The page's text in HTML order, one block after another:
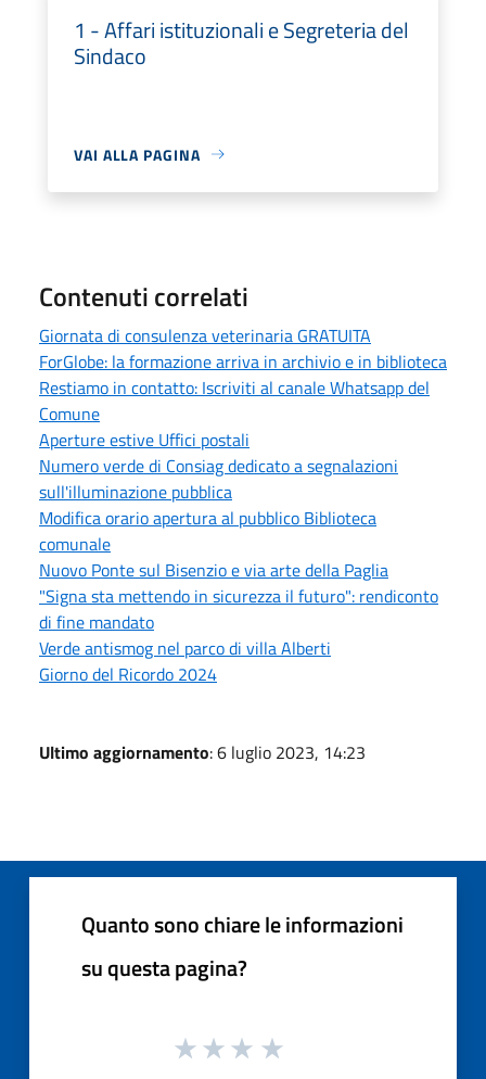
1 - Affari istituzionali e Segreteria del
Sindaco
VAI ALLA PAGINA
Contenuti correlati
Giornata di consulenza veterinaria GRATUITA
ForGlobe: la formazione arriva in archivio e in biblioteca
Restiamo in contatto: Iscriviti al canale Whatsapp del
Comune
Aperture estive Uffici postali
Numero verde di Consiag dedicato a segnalazioni
sull'illuminazione pubblica
Modifica orario apertura al pubblico Biblioteca
comunale
Nuovo Ponte sul Bisenzio e via arte della Paglia
"Signa sta mettendo in sicurezza il futuro": rendiconto
di fine mandato
Verde antismog nel parco di villa Alberti
Giorno del Ricordo 2024
Ultimo aggiornamento: 6 luglio 2023, 14:23
Quanto sono chiare le informazioni
su questa pagina?